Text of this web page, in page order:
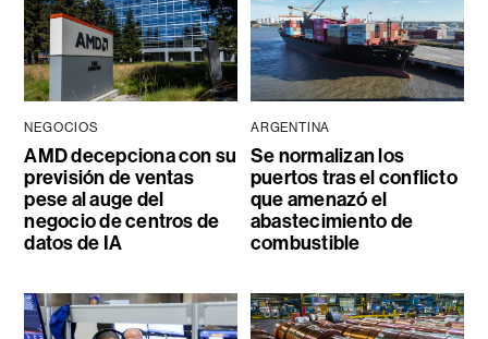
NEGOCIOS
AMD decepciona con su
previsión de ventas
pese al auge del
negocio de centros de
datos de IA
ARGENTINA
Se normalizan los
puertos tras el conflicto
que amenazó el
abastecimiento de
combustible